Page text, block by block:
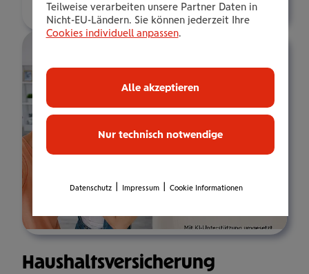
Haus­halts­ver­si­che­rung
Teilweise verarbeiten unsere Partner Daten in
Nicht-EU-Ländern. Sie können jederzeit Ihre
Cookies individuell anpassen.
Nur technisch notwendige
Alle akzeptieren
Datenschutz Impressum Cookie Informationen